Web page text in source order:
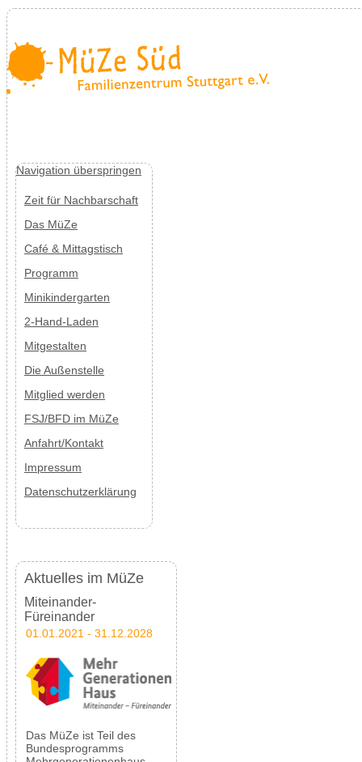
Navigation überspringen
Zeit für Nachbarschaft
Das MüZe
Café & Mittagstisch
Programm
Minikindergarten
2-Hand-Laden
Mitgestalten
Die Außenstelle
Mitglied werden
FSJ/BFD im MüZe
Anfahrt/Kontakt
Impressum
Datenschutzerklärung
Aktuelles im MüZe
Miteinander-
Füreinander
01.01.2021 - 31.12.2028
Das MüZe ist Teil des
Bundesprogramms